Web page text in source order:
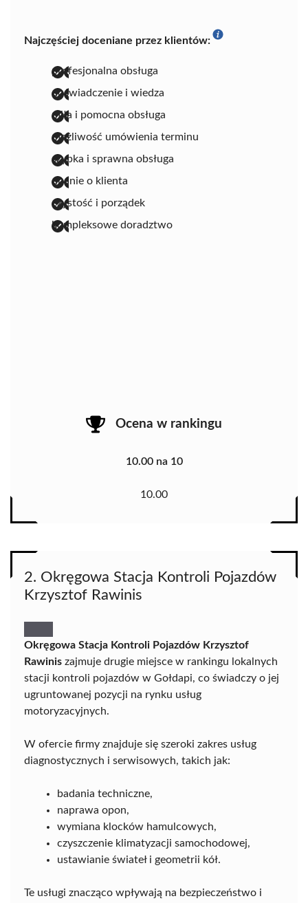
Najczęściej doceniane przez klientów:
profesjonalna obsługa
doświadczenie i wiedza
miła i pomocna obsługa
możliwość umówienia terminu
szybka i sprawna obsługa
dbanie o klienta
czystość i porządek
kompleksowe doradztwo
Ocena w rankingu
10.00 na 10
10.00
2. Okręgowa Stacja Kontroli Pojazdów
Krzysztof Rawinis
Okręgowa Stacja Kontroli Pojazdów Krzysztof
Rawinis zajmuje drugie miejsce w rankingu lokalnych
stacji kontroli pojazdów w Gołdapi, co świadczy o jej
ugruntowanej pozycji na rynku usług
motoryzacyjnych.
W ofercie firmy znajduje się szeroki zakres usług
diagnostycznych i serwisowych, takich jak:
badania techniczne,
naprawa opon,
wymiana klocków hamulcowych,
czyszczenie klimatyzacji samochodowej,
ustawianie świateł i geometrii kół.
Te usługi znacząco wpływają na bezpieczeństwo i